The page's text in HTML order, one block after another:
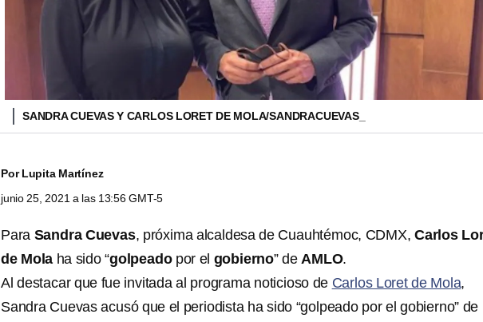
SANDRA CUEVAS Y CARLOS LORET DE MOLA/SANDRACUEVAS_
PorLupita Martínez
junio 25, 2021 a las 13:56 GMT-5
Para Sandra Cuevas, próxima alcaldesa de Cuauhtémoc, CDMX,Carlos
de Mola ha sido “golpeadopor el gobierno” deAMLO.
Al destacar que fue invitada al programa noticioso de Carlos Loret de Mola,
Sandra Cuevas acusó que el periodista ha sido “golpeado por el gobierno” de